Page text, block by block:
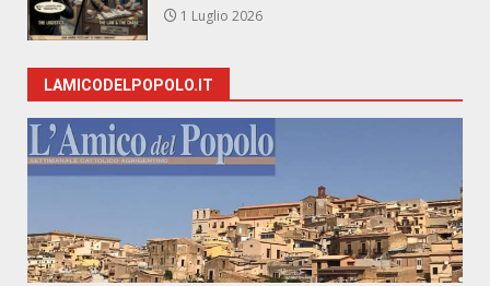
1 Luglio 2026
LAMICODELPOPOLO.IT